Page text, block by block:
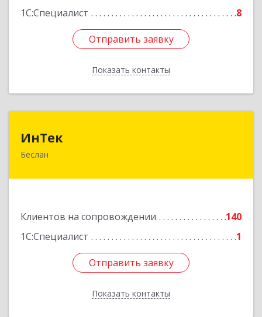
1С:Специалист
8
Отправить заявку
Показать контакты
Отправить заявку
Назад
ИнТек
Беслан
Клиентов на сопровождении
140
1С:Специалист
1
Отправить заявку
Показать контакты
Подробнее
Отправить заявку
Назад